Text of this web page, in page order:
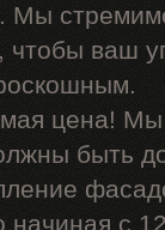
Мы
чтобы ваш
цена! Мы
быть
начиная с